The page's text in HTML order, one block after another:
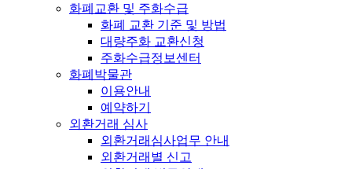
화폐교환 및 주화수급
화폐 교환 기준 및 방법
대량주화 교환신청
주화수급정보센터
화폐박물관
이용안내
예약하기
외환거래 심사
외환거래심사업무 안내
외환거래별 신고